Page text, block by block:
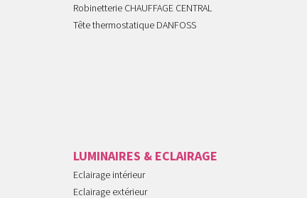
Robinetterie CHAUFFAGE CENTRAL
Tête thermostatique DANFOSS
LUMINAIRES & ECLAIRAGE
Eclairage intérieur
Eclairage extérieur